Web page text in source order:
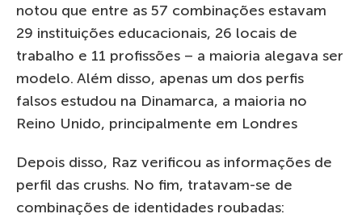
notou que entre as 57 combinações estavam
29 instituições educacionais, 26 locais de
trabalho e 11 profissões – a maioria alegava ser
modelo. Além disso, apenas um dos perfis
falsos estudou na Dinamarca, a maioria no
Reino Unido, principalmente em Londres
Depois disso, Raz verificou as informações de
perfil das crushs. No fim, tratavam-se de
combinações de identidades roubadas: